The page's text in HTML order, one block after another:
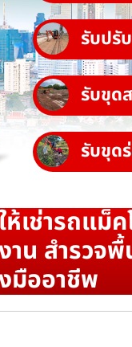
รับปรั
รับขุด
รับขุด
เช่ารถแม็ค
าน สำรวจ
มืออาชีพ